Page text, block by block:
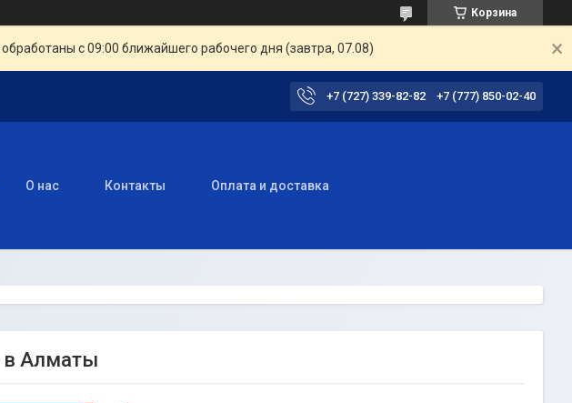
Корзина
с 09:00 ближайшего рабочего дня (завтра, 07.08)
+7 (727) 339-82-82 +7 (777) 850-02-40
О нас Контакты Оплата и доставка
в Алматы